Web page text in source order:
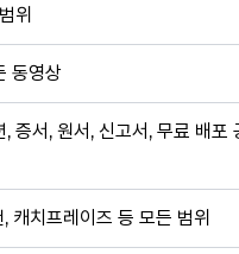
위
동영상
증서, 원서, 신고서, 무료 배포
캐치프레이즈 등 모든 범위